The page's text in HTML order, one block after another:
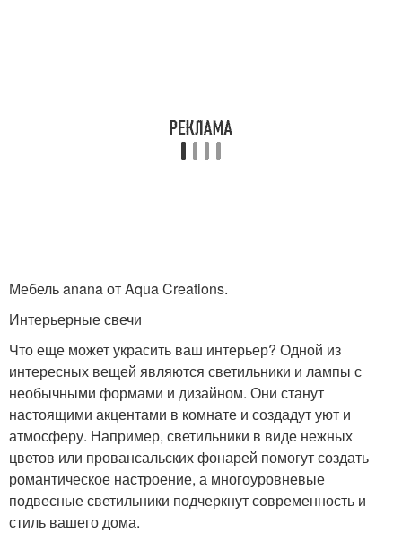
Мебель anana от Aqua Creations.
Интерьерные свечи
Что еще может украсить ваш интерьер? Одной из
интересных вещей являются светильники и лампы с
необычными формами и дизайном. Они станут
настоящими акцентами в комнате и создадут уют и
атмосферу. Например, светильники в виде нежных
цветов или провансальских фонарей помогут создать
романтическое настроение, а многоуровневые
подвесные светильники подчеркнут современность и
стиль вашего дома.